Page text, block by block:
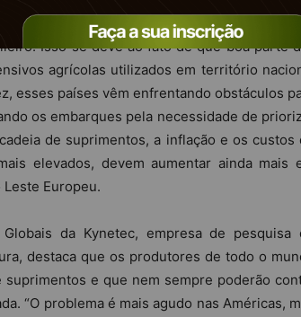
e uma possível intensificação dos
Isso se deve ao fato de que boa parte
agrícolas utilizados em território
esses países vêm enfrentando obstáculos
os embarques pela necessidade de
de suprimentos, a inflação e os custos
elevados, devem aumentar ainda mais
Europeu.
da Kynetec, empresa de pesquisa
destaca que os produtores de todo o
e que nem sempre poderão
“O problema é mais agudo nas Américas,